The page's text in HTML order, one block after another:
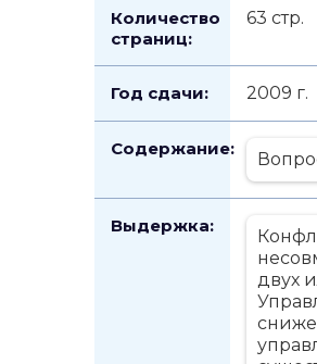
Количество
страниц:
63 стр.
Год сдачи: 2009 г.
Содержание:
Выдержка:
двух